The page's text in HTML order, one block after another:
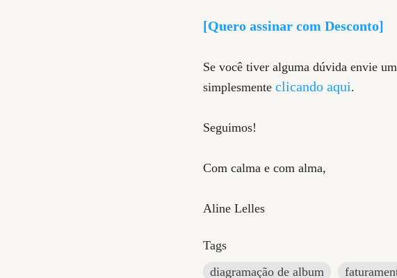
[Quero assinar com Desconto]
Se você tiver alguma dúvida envie
simplesmente clicando aqui.
Seguimos!
Com calma e com alma,
Aline Lelles
Tags
diagramação de album